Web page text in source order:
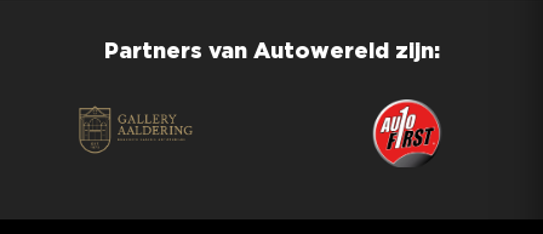
Partners van Autowereld zijn: